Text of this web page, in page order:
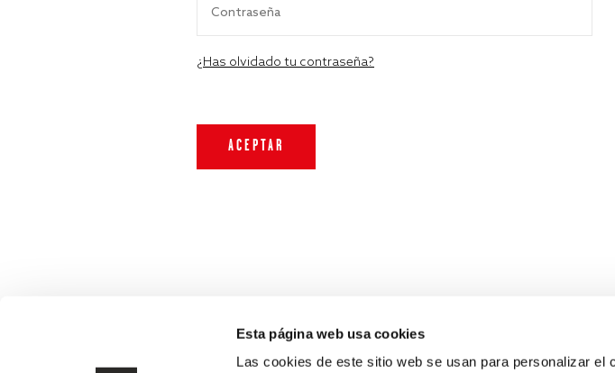
Esta página web usa cookies
Las cookies de este sitio web se usan para personalizar el
¿Has olvidado tu contraseña?